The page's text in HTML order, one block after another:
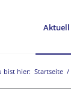
Aktuell
bist hier: Startseite /